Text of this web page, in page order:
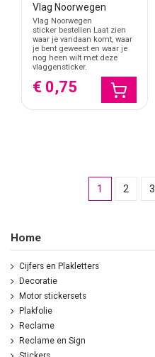
Vlag Noorwegen
Vlag Noorwegen
sticker bestellen Laat zien
waar je vandaan komt, waar
je bent geweest en waar je
nog heen wilt met deze
vlaggensticker.
€ 0,75
1 2 3
Home
Cijfers en Plakletters
Decoratie
Motor stickersets
Plakfolie
Reclame
Reclame en Sign